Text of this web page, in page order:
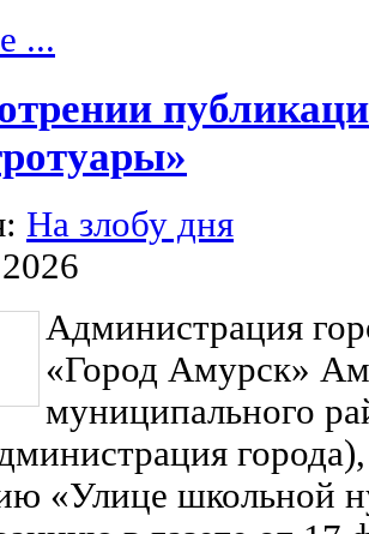
...
На злобу дня
Администрация
«Город Амурск»
муниципального
«Улице школьной